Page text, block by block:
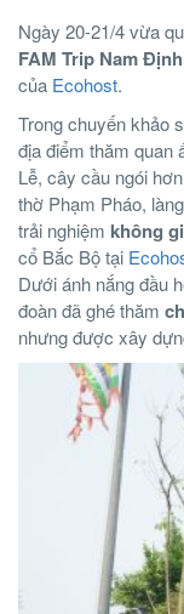
Ngày 20-21/4 vừa
FAM Trip Nam
của Ecohost.
Trong chuyến khảo
địa điểm thăm quan
Lễ, cây cầu ngói
thờ Phạm Pháo,
trải nghiệm không
cổ Bắc Bộ tại
Dưới ánh nắng đầu
đoàn đã ghé thăm
nhưng được xây